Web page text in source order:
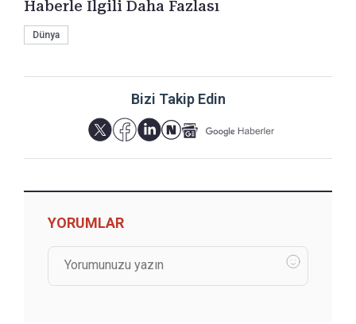
Haberle İlgili Daha Fazlası
Dünya
Bizi Takip Edin
YORUMLAR